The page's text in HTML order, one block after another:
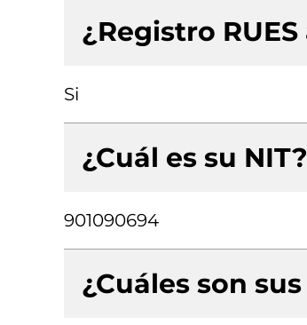
¿Registro
Si
¿Cuál es su NIT?
901090694
¿Cuáles son